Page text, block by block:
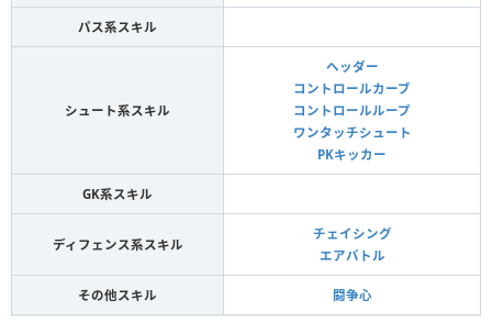
パス系スキル
シュート系スキル
ヘッダー
コントロールカーブ
コントロールループ
ワンタッチシュート
PKキッカー
GK系スキル
ディフェンス系スキル
チェイシング
エアバトル
その他スキル 闘争心